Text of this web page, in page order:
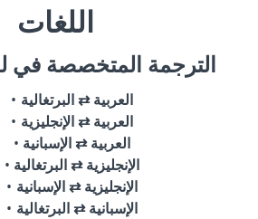
اللغات
الترجمة المتخصصة في
العربية ⇄ البرتغالية
العربية ⇄ الإنجليزية
العربية ⇄ الإسبانية
الإنجليزية ⇄ البرتغالية
الإنجليزية ⇄ الإسبانية
الإسبانية ⇄ البرتغالية